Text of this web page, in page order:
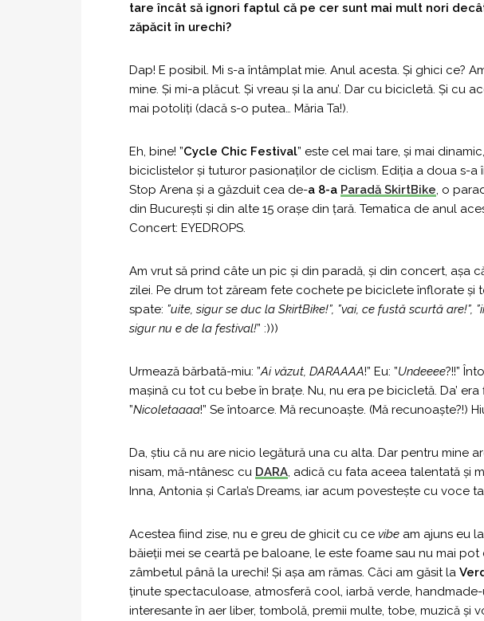
tare încât să ignori faptul că pe cer sunt mai mult nori
zăpăcit în urechi?
Dap! E posibil. Mi s-a întâmplat mie. Anul acesta. Și ghici ce?
mine. Și mi-a plăcut. Și vreau și la anu’. Dar cu bicicletă. Și cu
mai potoliți (dacă s-o putea… Măria Ta!).
Eh, bine! ”Cycle Chic Festival” este cel mai tare, și mai
biciclistelor și tuturor pasionaților de ciclism. Ediția a doua s-a
Stop Arena și a găzduit cea de-a 8-a Paradă SkirtBike, o
din București și din alte 15 orașe din țară. Tematica de anul
Concert: EYEDROPS.
Am vrut să prind câte un pic și din paradă, și din concert, așa
zilei. Pe drum tot zăream fete cochete pe biciclete înflorate
spate: ”uite, sigur se duc la SkirtBike!”, ”vai, ce fustă scurtă are!”,
sigur nu e de la festival!” :)))
Urmează bărbată-miu: ”Ai văzut, DARAAAA!” Eu: ”Undeeee?!!”
mașină cu tot cu bebe în brațe. Nu, nu era pe bicicletă. Da’
”Nicoletaaaa!” Se întoarce. Mă recunoaște. (Mă recunoaște?!)
Da, știu că nu are nicio legătură una cu alta. Dar pentru mine
nisam, mă-ntânesc cu DARA, adică cu fata aceea talentată și
Inna, Antonia și Carla’s Dreams, iar acum povestește cu voce
Acestea fiind zise, nu e greu de ghicit cu ce vibe am ajuns eu
băieții mei se ceartă pe baloane, le este foame sau nu mai pot
zâmbetul până la urechi! Și așa am rămas. Căci am găsit la
ținute spectaculoase, atmosferă cool, iarbă verde,
interesante în aer liber, tombolă, premii multe, tobe, muzică și